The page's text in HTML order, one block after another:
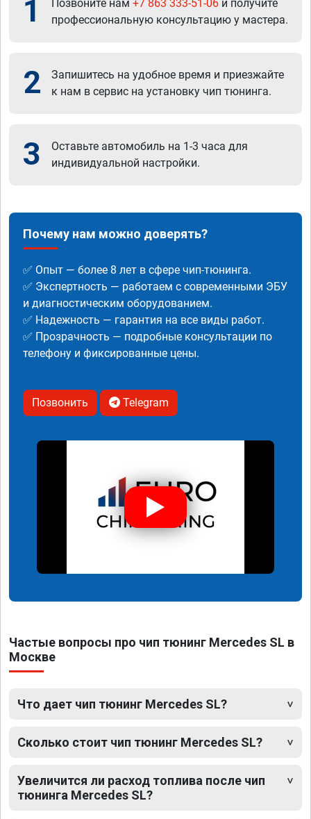
1 Позвоните нам +7 863 333-51-06 и получите
профессиональную консультацию у мастера.
2
Запишитесь на удобное время и приезжайте
к нам в сервис на установку чип тюнинга.
3
Оставьте автомобиль на 1-3 часа для
индивидуальной настройки.
Почему нам можно доверять?
✅ Опыт — более 8 лет в сфере чип-тюнинга.
✅ Экспертность — работаем с современными ЭБУ
и диагностическим оборудованием.
✅ Надежность — гарантия на все виды работ.
✅ Прозрачность — подробные консультации по
телефону и фиксированные цены.
Позвонить Telegram
Частые вопросы про чип тюнинг Mercedes SL в
Москве
Что дает чип тюнинг Mercedes SL?
Сколько стоит чип тюнинг Mercedes SL?
Увеличится ли расход топлива после чип
тюнинга Mercedes SL?